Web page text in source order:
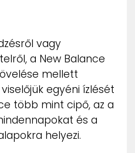
vagy
a New Balance
mellett
egyéni ízlését
több mint cipő, az a
és a
helyezi.